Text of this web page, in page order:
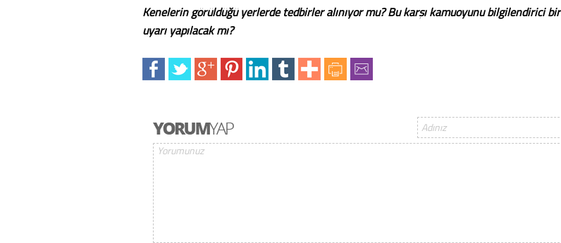
Kenelerin görüldüğü yerlerde tedbirler alınıyor mu? Bu karşı kamuoyunu bilgilendirici bir
uyarı yapılacak mı?